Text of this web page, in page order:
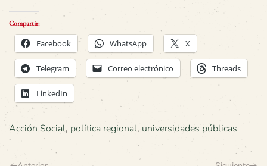
Compartir:
Facebook WhatsApp X
Telegram Correo electrónico Threads
LinkedIn
Acción Social, política regional, universidades públicas